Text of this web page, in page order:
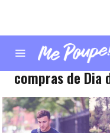
10 dicas para
compras de Dia